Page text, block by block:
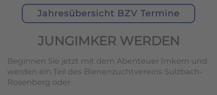
Jahresübersicht BZV Termine
JUNGIMKER WERDEN
Beginnen Sie jetzt mit dem Abenteuer Imkern und
werden ein Teil des Bienenzuchtvereins Sulzbach-
Rosenberg oder